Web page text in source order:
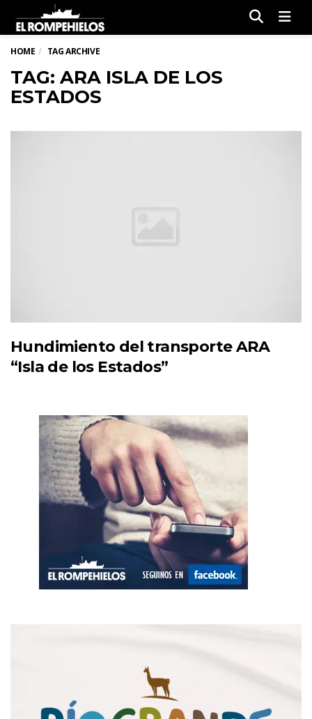
HOME TAG ARCHIVE
TAG: ARA ISLA DE LOS
ESTADOS
Hundimiento del transporte ARA
“Isla de los Estados”